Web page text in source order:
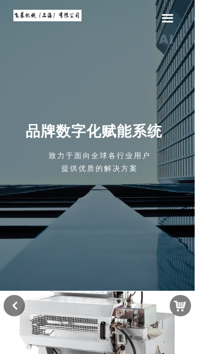
致力于面向全球各行业用户
提供优质的解决方案
品牌数字化赋能系统
끀
낙
낒